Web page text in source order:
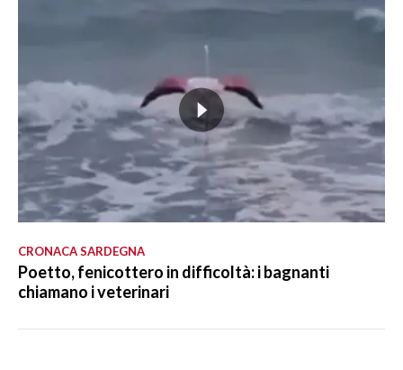
CRONACA SARDEGNA
Poetto, fenicottero in difficoltà: i bagnanti
chiamano i veterinari